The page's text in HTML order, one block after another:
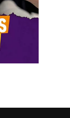
en la
la
que
previstas con
El